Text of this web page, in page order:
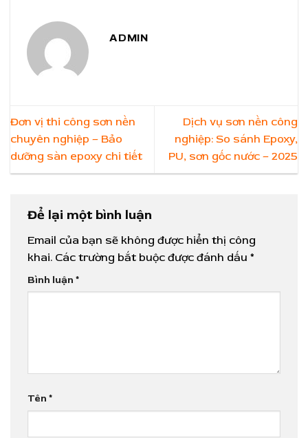
ADMIN
Đơn vị thi công sơn nền
chuyên nghiệp – Bảo
dưỡng sàn epoxy chi tiết
Dịch vụ sơn nền công
nghiệp: So sánh Epoxy,
PU, sơn gốc nước – 2025
Để lại một bình luận
Email của bạn sẽ không được hiển thị công
khai. Các trường bắt buộc được đánh dấu *
Bình luận *
Tên *